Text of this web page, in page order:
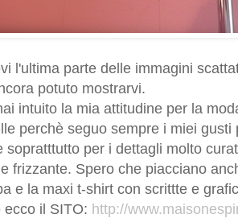
l'ultima parte delle immagini
potuto mostrarvi.
intuito la mia attitudine per la
perchè seguo sempre i miei
sopratttutto per i dettagli molto
frizzante. Spero che piacciano
e la maxi t-shirt con scrittte e
ecco il SITO: http://